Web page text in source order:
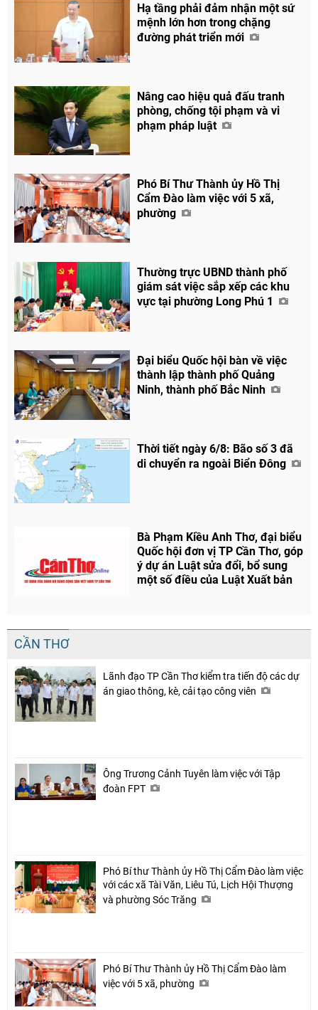
Chia sẻ
Facebook
Hạ tầng phải đảm nhận một sứ
mệnh lớn hơn trong chặng
đường phát triển mới
Nâng cao hiệu quả đấu tranh
phòng, chống tội phạm và vi
phạm pháp luật
Phó Bí Thư Thành ủy Hồ Thị
Cẩm Đào làm việc với 5 xã,
phường
Thường trực UBND thành phố
giám sát việc sắp xếp các khu
vực tại phường Long Phú 1
Đại biểu Quốc hội bàn về việc
thành lập thành phố Quảng
Ninh, thành phố Bắc Ninh
Thời tiết ngày 6/8: Bão số 3 đã
di chuyển ra ngoài Biển Đông
Bà Phạm Kiều Anh Thơ, đại biểu
Quốc hội đơn vị TP Cần Thơ, góp
ý dự án Luật sửa đổi, bổ sung
một số điều của Luật Xuất bản
CẦN THƠ
Lãnh đạo TP Cần Thơ kiểm tra tiến độ các dự
án giao thông, kè, cải tạo công viên
Ông Trương Cảnh Tuyên làm việc với Tập
đoàn FPT
Phó Bí thư Thành ủy Hồ Thị Cẩm Đào làm việc
với các xã Tài Văn, Liêu Tú, Lịch Hội Thượng
và phường Sóc Trăng
Phó Bí Thư Thành ủy Hồ Thị Cẩm Đào làm
việc với 5 xã, phường